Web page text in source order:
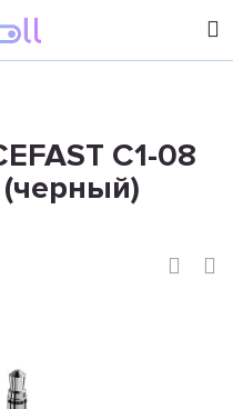
C1-08